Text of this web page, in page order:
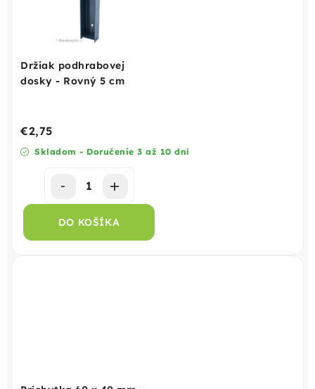
Držiak podhrabovej
dosky - Rovný 5 cm
Skladom - Doručenie 3 až 10 dní
€2,75
DO KOŠÍKA